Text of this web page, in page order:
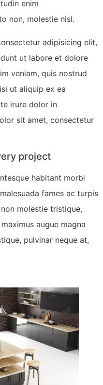
enim
non, molestie nisl.
adipisicing elit,
ut labore et dolore
veniam, quis nostrud
ut aliquip ex ea
irure dolor in
sit amet, consectetur
project
habitant morbi
fames ac turpis
molestie tristique,
augue magna
pulvinar neque at,